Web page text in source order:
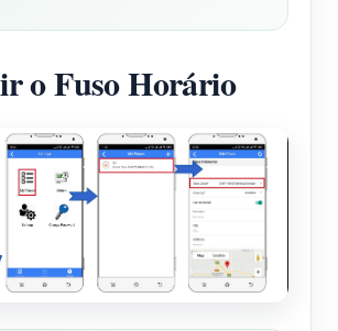
o Fuso Horário